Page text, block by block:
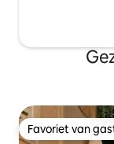
Favoriet van
Favoriet van